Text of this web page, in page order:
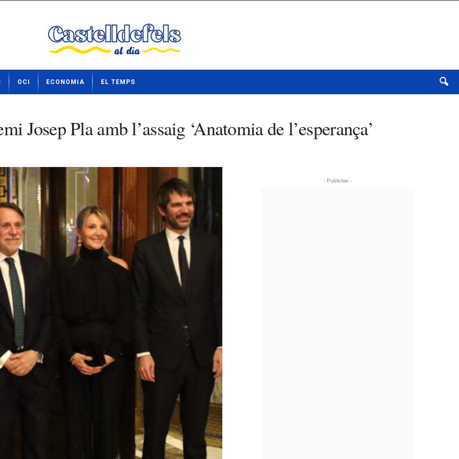
OCI ECONOMIA EL TEMPS
Josep Pla amb l’assaig ‘Anatomia de l’esperança’
- Publicitat -